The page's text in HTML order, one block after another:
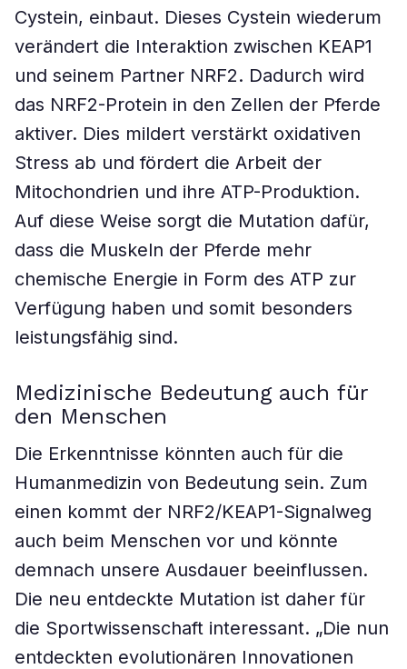
Cystein, einbaut. Dieses Cystein wiederum
verändert die Interaktion zwischen KEAP1
und seinem Partner NRF2. Dadurch wird
das NRF2-Protein in den Zellen der Pferde
aktiver. Dies mildert verstärkt oxidativen
Stress ab und fördert die Arbeit der
Mitochondrien und ihre ATP-Produktion.
Auf diese Weise sorgt die Mutation dafür,
dass die Muskeln der Pferde mehr
chemische Energie in Form des ATP zur
Verfügung haben und somit besonders
leistungsfähig sind.
Medizinische Bedeutung auch für
den Menschen
Die Erkenntnisse könnten auch für die
Humanmedizin von Bedeutung sein. Zum
einen kommt der NRF2/KEAP1-Signalweg
auch beim Menschen vor und könnte
demnach unsere Ausdauer beeinflussen.
Die neu entdeckte Mutation ist daher für
die Sportwissenschaft interessant. „Die nun
entdeckten evolutionären Innovationen